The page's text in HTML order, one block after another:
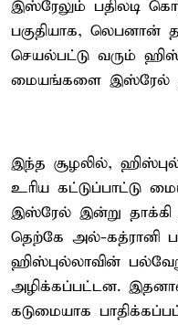
இஸ்ரேலும் பதிலடி
பகுதியாக, லெபனான்
செயல்பட்டு வரும்
மையங்களை இஸ்ரேல்
இந்த சூழலில்,
உரிய கட்டுப்பாட்டு
இஸ்ரேல் இன்று தாக்கி
தெற்கே அல்-கத்ரானி
ஹிஸ்புல்லாவின்
அழிக்கப்பட்டன.
கடுமையாக